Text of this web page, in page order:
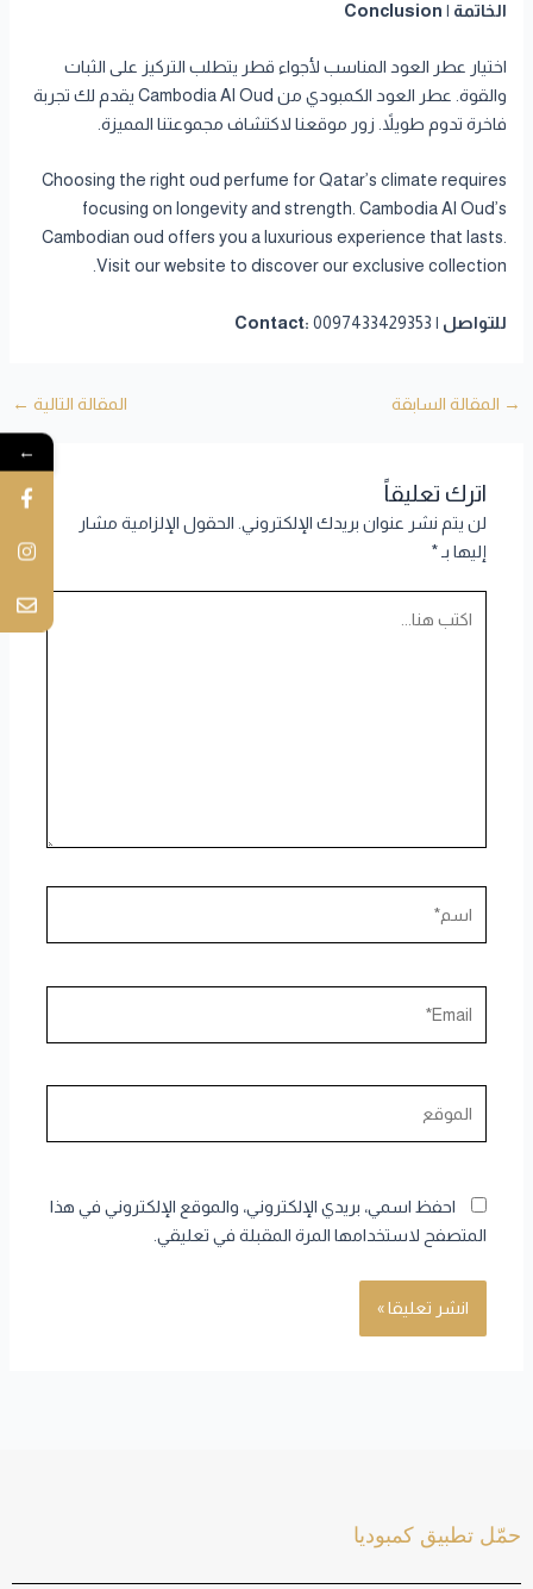
الخاتمة | Conclusion
اختيار عطر العود المناسب لأجواء قطر يتطلب التركيز على الثبات
والقوة. عطر العود الكمبودي من Cambodia Al Oud يقدم لك تجربة
فاخرة تدوم طويلاً. زور موقعنا لاكتشاف مجموعتنا المميزة.
Choosing the right oud perfume for Qatar’s climate requires
focusing on longevity and strength. Cambodia Al Oud’s
Cambodian oud offers you a luxurious experience that lasts.
Visit our website to discover our exclusive collection.
للتواصل | Contact: 0097433429353
→ المقالة السابقة المقالة التالية ←
اترك تعليقاً
لن يتم نشر عنوان بريدك الإلكتروني. الحقول الإلزامية مشار
إليها بـ*
احفظ اسمي، بريدي الإلكتروني، والموقع الإلكتروني في هذا
المتصفح لاستخدامها المرة المقبلة في تعليقي.
حمّل تطبيق كمبوديا
←